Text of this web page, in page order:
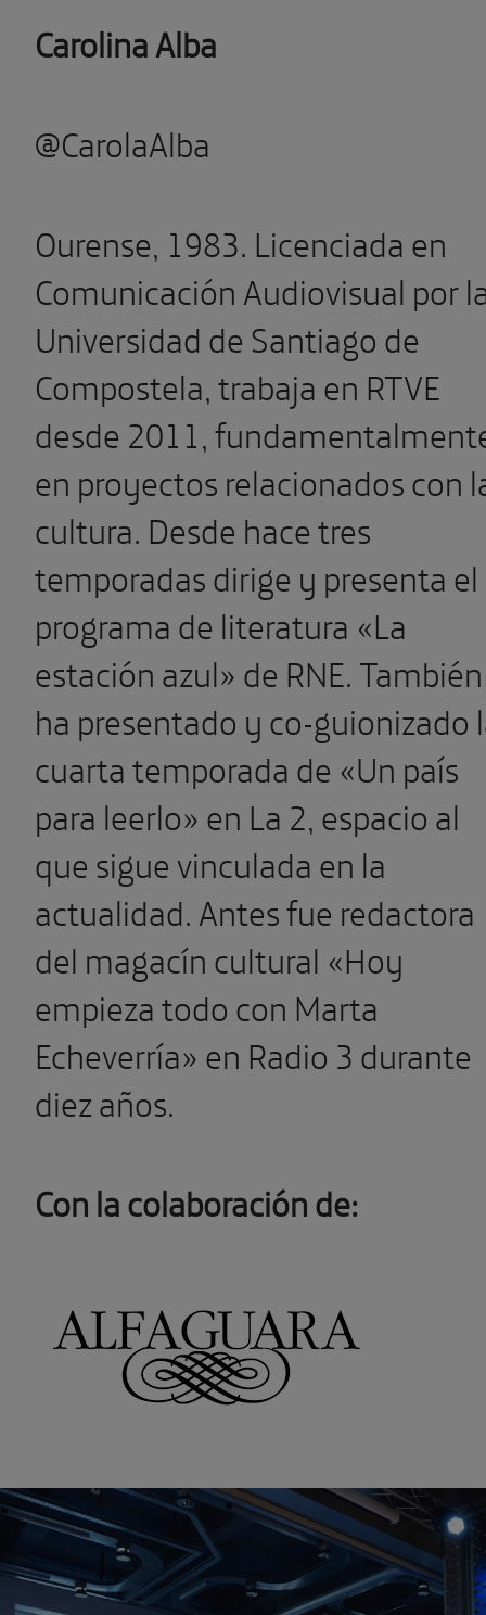
Carolina Alba
@CarolaAlba
Ourense, 1983. Licenciada en
Comunicación Audiovisual por
Universidad de Santiago de
Compostela, trabaja en RTVE
desde 2011,
en proyectos relacionados con
cultura. Desde hace tres
temporadas dirige y presenta el
programa de literatura «La
estación azul» de RNE. También
ha presentado y co-guionizado
cuarta temporada de «Un país
para leerlo» en La 2, espacio al
que sigue vinculada en la
actualidad. Antes fue redactora
del magacín cultural «Hoy
empieza todo con Marta
Echeverría» en Radio 3 durante
diez años.
Con la colaboración de: